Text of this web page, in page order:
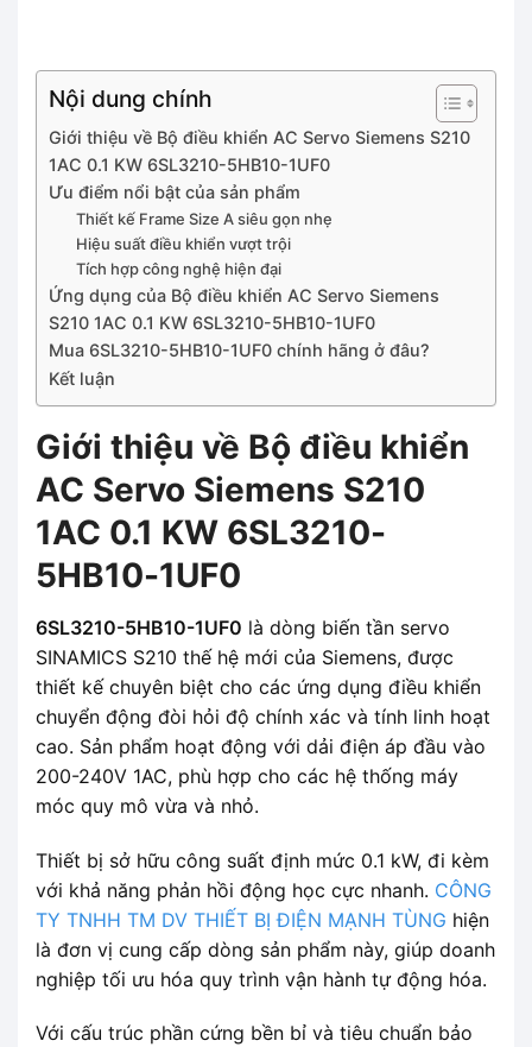
Nội dung chính
Giới thiệu về Bộ điều khiển AC Servo Siemens S210
1AC 0.1 KW 6SL3210-5HB10-1UF0
Ưu điểm nổi bật của sản phẩm
Thiết kế Frame Size A siêu gọn nhẹ
Hiệu suất điều khiển vượt trội
Tích hợp công nghệ hiện đại
Ứng dụng của Bộ điều khiển AC Servo Siemens
S210 1AC 0.1 KW 6SL3210-5HB10-1UF0
Mua 6SL3210-5HB10-1UF0 chính hãng ở đâu?
Kết luận
Giới thiệu về Bộ điều khiển
AC Servo Siemens S210
1AC 0.1 KW 6SL3210-
5HB10-1UF0
6SL3210-5HB10-1UF0 là dòng biến tần servo
SINAMICS S210 thế hệ mới của Siemens, được
thiết kế chuyên biệt cho các ứng dụng điều khiển
chuyển động đòi hỏi độ chính xác và tính linh hoạt
cao. Sản phẩm hoạt động với dải điện áp đầu vào
200-240V 1AC, phù hợp cho các hệ thống máy
móc quy mô vừa và nhỏ.
Thiết bị sở hữu công suất định mức 0.1 kW, đi kèm
với khả năng phản hồi động học cực nhanh. CÔNG
TY TNHH TM DV THIẾT BỊ ĐIỆN MẠNH TÙNG hiện
là đơn vị cung cấp dòng sản phẩm này, giúp doanh
nghiệp tối ưu hóa quy trình vận hành tự động hóa.
Với cấu trúc phần cứng bền bỉ và tiêu chuẩn bảo